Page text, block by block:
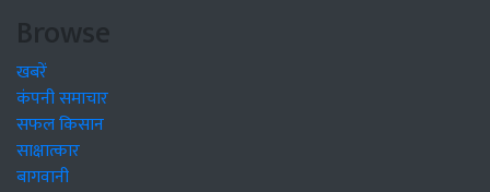
Browse
खबरें
कंपनी समाचार
सफल किसान
साक्षात्कार
बागवानी